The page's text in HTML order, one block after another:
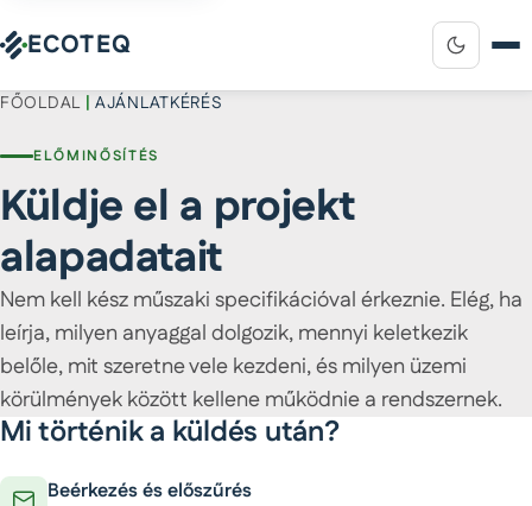
ECOTEQ
FŐOLDAL | AJÁNLATKÉRÉS
ELŐMINŐSÍTÉS
Küldje el a projekt
alapadatait
Nem kell kész műszaki specifikációval érkeznie. Elég, ha
leírja, milyen anyaggal dolgozik, mennyi keletkezik
belőle, mit szeretne vele kezdeni, és milyen üzemi
körülmények között kellene működnie a rendszernek.
Mi történik a küldés után?
Beérkezés és előszűrés